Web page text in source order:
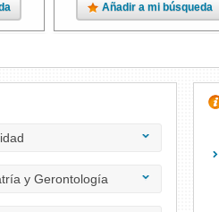
Añadir a mi búsqueda
y Gerontología